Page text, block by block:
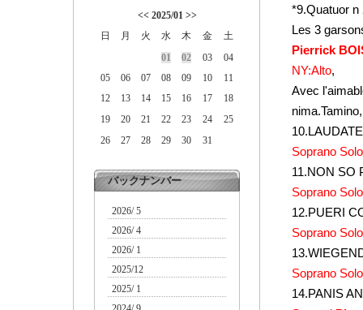
<< 2025/01 >>
日
月 火 水 木 金
土
01
02 03
04
05
06 07 08 09 10
11
12
13 14 15 16 17
18
19
20 21 22 23 24
25
26
27 28 29 30 31
バックナンバー
2026/ 5
2026/ 4
2026/ 1
2025/12
2025/ 1
*9.Quatuor
Les 3
Pierrick
NY:Alto,
Avec
nima.Tamino,
Soprano
11.NON SO
Soprano
12.PUERI
Soprano
Soprano
14.PANIS